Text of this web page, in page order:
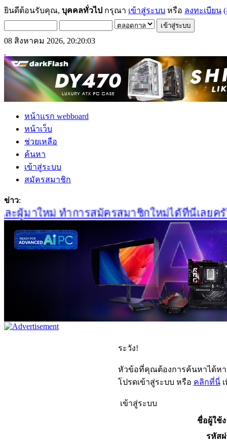
ยินดีต้อนรับคุณ, บุคคลทั่วไป กรุณา เข้าสู่ระบบ หรือ ลงทะเบียน
08 สิงหาคม 2026, 20:20:03
หน้าแรก webboard
หน้าเว็บ
ช่วยเหลือ
ค้นหา
เข้าสู่ระบบ
สมัครสมาชิก
ข่าว:
ผู้มาใหม่ ทำการสมัครสมาชิกใหม่ได้ที่นี่เลยครับ
ระวัง!
หัวข้อที่คุณต้องการค้นหาได้ห
โปรดเข้าสู่ระบบ หรือ คลิกที่นี่เ
เข้าสู่ระบบ
ชื่อผู้ใช้
รหัส